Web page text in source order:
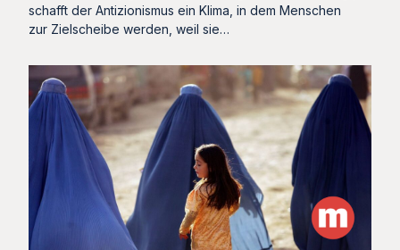
schafft der Antizionismus ein Klima, in dem Menschen
zur Zielscheibe werden, weil sie…